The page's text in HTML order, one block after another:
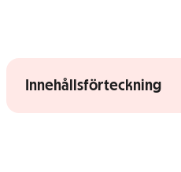
Visa/dölj
Innehållsförteckning